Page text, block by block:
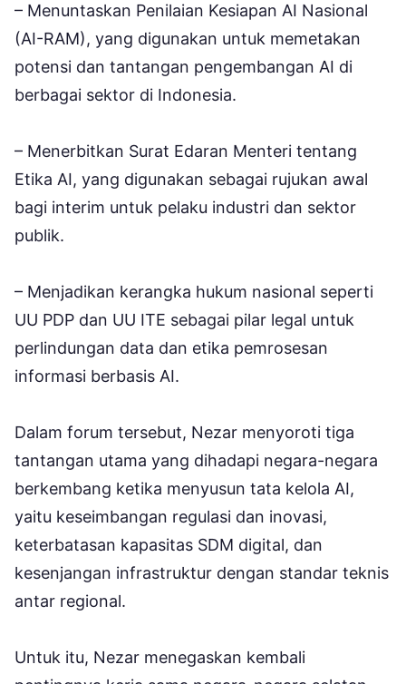
– Menuntaskan Penilaian Kesiapan AI Nasional
(AI-RAM), yang digunakan untuk memetakan
potensi dan tantangan pengembangan AI di
berbagai sektor di Indonesia.
– Menerbitkan Surat Edaran Menteri tentang
Etika AI, yang digunakan sebagai rujukan awal
bagi interim untuk pelaku industri dan sektor
publik.
– Menjadikan kerangka hukum nasional seperti
UU PDP dan UU ITE sebagai pilar legal untuk
perlindungan data dan etika pemrosesan
informasi berbasis AI.
Dalam forum tersebut, Nezar menyoroti tiga
tantangan utama yang dihadapi negara-negara
berkembang ketika menyusun tata kelola AI,
yaitu keseimbangan regulasi dan inovasi,
keterbatasan kapasitas SDM digital, dan
kesenjangan infrastruktur dengan standar teknis
antar regional.
Untuk itu, Nezar menegaskan kembali